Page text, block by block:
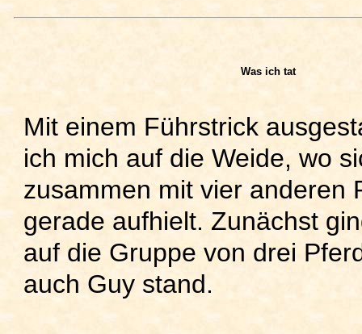
Was ich tat
Mit einem Führstrick
ich mich auf die Weide, wo
zusammen mit vier anderen
gerade aufhielt. Zunächst
auf die Gruppe von drei
auch Guy stand.